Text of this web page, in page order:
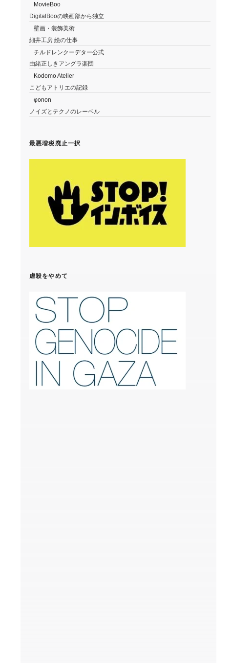
MovieBoo
DigitalBooの映画部から独立
壁画・装飾美術
細井工房 絵の仕事
チルドレンクーデター公式
由緒正しきアングラ楽団
Kodomo Atelier
こどもアトリエの記録
φonon
ノイズとテクノのレーベル
最悪増税廃止一択
虐殺をやめて